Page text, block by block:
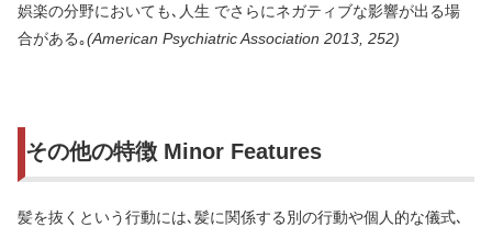
娯楽の分野においても､人生 でさらにネガティブな影響が出る場
合がある｡(American Psychiatric Association 2013, 252)
その他の特徴 Minor Features
髪を抜くという行動には､髪に関係する別の行動や個人的な儀式､